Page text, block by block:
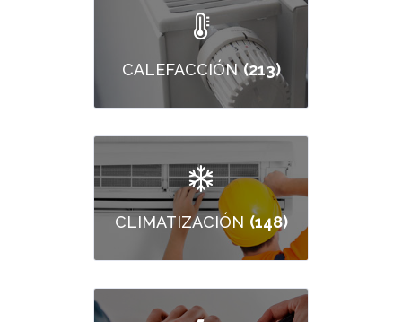
CALEFACCIÓN (213)
CLIMATIZACIÓN (148)